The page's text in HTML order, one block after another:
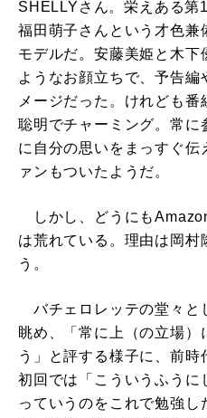
SHELLYさん。栄えある第
福田萌子さんという才色兼
モデルだ。安藤美姫と木下
ようなお顔立ちで、予告編
メージだった。けれども
聡明でチャーミング。常に
に自分の思いをまっすぐ伝
ァンもついたようだ。
しかし、どうにも
は荒れている。理由は岡村
う。
バチェロレッテの堂々と
眺め、「常に上（の立場）
う」と評する様子に、前時
初回では「こういうふうに
っていうのをこれで勉強し